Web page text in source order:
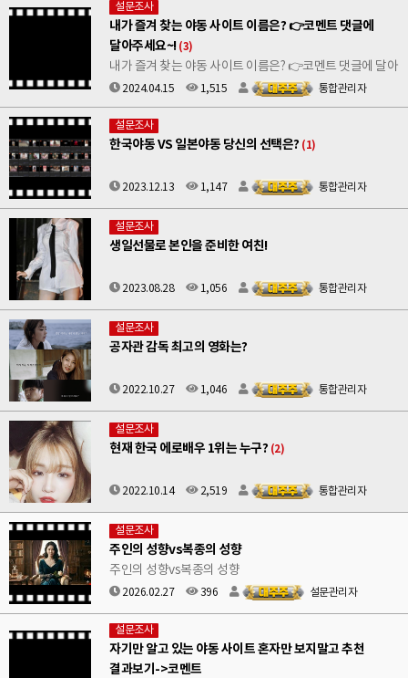
설문조사
내가 즐겨 찾는 야동 사이트 이름은? 👉코멘트 댓글에
달아주세요~! (3)
내가 즐겨 찾는 야동 사이트 이름은? 👉코멘트 댓글에 달아
주세요~!
2024.04.15 1,515 통합관리자
설문조사
한국야동 VS 일본야동 당신의 선택은? (1)
2023.12.13 1,147 통합관리자
설문조사
생일선물로 본인을 준비한 여친!
2023.08.28 1,056 통합관리자
설문조사
공자관 감독 최고의 영화는?
2022.10.27 1,046 통합관리자
설문조사
현재 한국 에로배우 1위는 누구? (2)
2022.10.14 2,519 통합관리자
설문조사
주인의 성향vs복종의 성향
주인의 성향vs복종의 성향
2026.02.27 396 설문관리자
설문조사
자기만 알고 있는 야동 사이트 혼자만 보지말고 추천
결과보기->코멘트